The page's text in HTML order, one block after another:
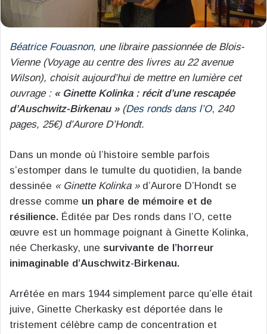
Béatrice Fouasnon, une libraire passionnée de Blois-
Vienne (Voyage au centre des livres au 22 avenue
Wilson), choisit aujourd’hui de mettre en lumière cet
ouvrage : « Ginette Kolinka : récit d’une rescapée
d’Auschwitz-Birkenau »(Des ronds dans l’O, 240
pages, 25€) d’Aurore D’Hondt.
Dans un monde où l’histoire semble parfois
s’estomper dans le tumulte du quotidien, la bande
dessinée « Ginette Kolinka »d’Aurore D’Hondt se
dresse comme un phare de mémoire et de
résilience. Éditée par Des ronds dans l’O, cette
œuvre est un hommage poignant à Ginette Kolinka,
née Cherkasky, une survivante de l’horreur
inimaginable d’Auschwitz-Birkenau.
Arrêtée en mars 1944 simplement parce qu’elle était
juive, Ginette Cherkasky est déportée dans le
tristement célèbre camp de concentration et